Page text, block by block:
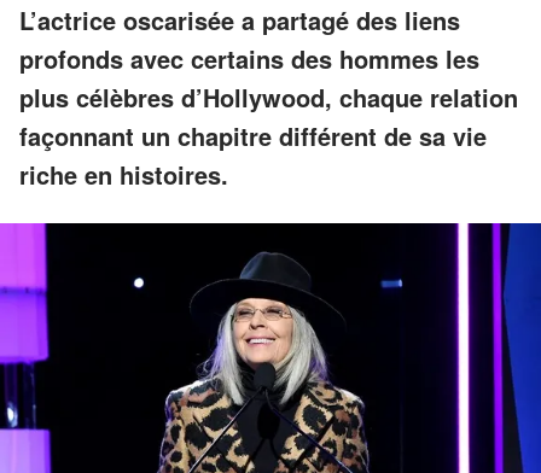
L’actrice oscarisée a partagé des liens
profonds avec certains des hommes les
plus célèbres d’Hollywood, chaque relation
façonnant un chapitre différent de sa vie
riche en histoires.